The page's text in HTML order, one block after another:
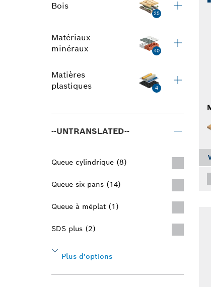
Bois
25
Matériaux
minéraux
40
Matières
plastiques
4
--UNTRANSLATED--
Queue cylindrique (8)
Queue six pans (14)
Queue à méplat (1)
SDS plus (2)
Plus d'options